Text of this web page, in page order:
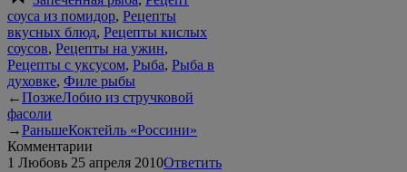
соуса из помидор, Рецепты
вкусных блюд, Рецепты кислых
соусов, Рецепты на ужин,
Рецепты с уксусом, Рыба, Рыба в
духовке, Филе рыбы
←ПозжеЛобио из стручковой
фасоли
→РаньшеКоктейль «Россини»
Комментарии
1 Любовь 25 апреля 2010Ответить